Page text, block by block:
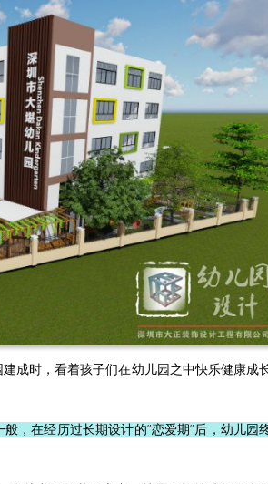
成时，看着孩子们在幼儿园之中快乐健康成
，在经历过长期设计的“恋爱期“后，幼儿园